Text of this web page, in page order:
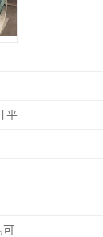
平